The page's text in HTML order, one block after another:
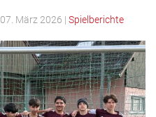
07. März 2026 | Spielberichte